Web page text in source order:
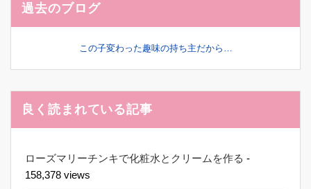
過去のブログ
この子変わった趣味の持ち主だから…
良く読まれている記事
ローズマリーチンキで化粧水とクリームを作る -
158,378 views